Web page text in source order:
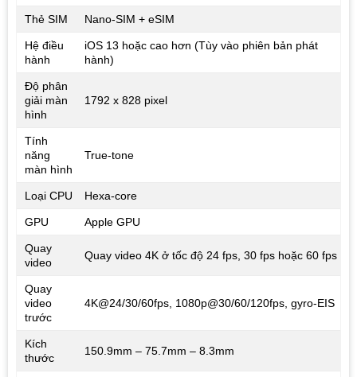
Thẻ SIM Nano-SIM + eSIM
Hệ điều
hành
iOS 13 hoặc cao hơn (Tùy vào phiên bản phát
hành)
Độ phân
giải màn
hình
1792 x 828 pixel
Tính
năng
màn hình
True-tone
Loại CPU Hexa-core
GPU Apple GPU
Quay
video
Quay video 4K ở tốc độ 24 fps, 30 fps hoặc 60 fps
Quay
video
trước
4K@24/30/60fps, 1080p@30/60/120fps, gyro-EIS
Kích
thước
150.9mm – 75.7mm – 8.3mm